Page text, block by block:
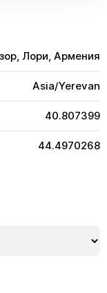
Лори, Армения
Asia/Yerevan
40.807399
44.4970268